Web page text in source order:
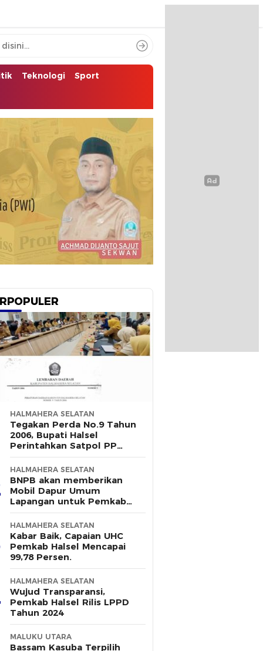
Teknologi Sport
HALMAHERA SELATAN
Tegakan Perda No.9 Tahun
2006, Bupati Halsel
Perintahkan Satpol PP
Terus Gelar Razia
HALMAHERA SELATAN
BNPB akan memberikan
Mobil Dapur Umum
Lapangan untuk Pemkab
Halsel
HALMAHERA SELATAN
Kabar Baik, Capaian UHC
Pemkab Halsel Mencapai
99,78 Persen.
HALMAHERA SELATAN
Wujud Transparansi,
Pemkab Halsel Rilis LPPD
Tahun 2024
MALUKU UTARA
Bassam Kasuba Terpilih